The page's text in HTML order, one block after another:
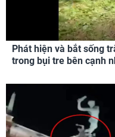
Phát hiện và bắt sống
trong bụi tre bên cạnh